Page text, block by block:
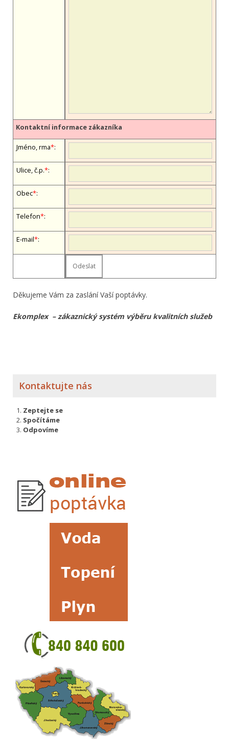
Kontaktní informace zákazníka
Jméno, firma*:
Ulice, č.p.*:
Obec*:
Telefon*:
E-mail*:
Děkujeme Vám za zaslání Vaší poptávky.
Ekomplex – zákaznický systém výběru kvalitních služeb
Kontaktujte nás
Zeptejte se
Spočítáme
Odpovíme